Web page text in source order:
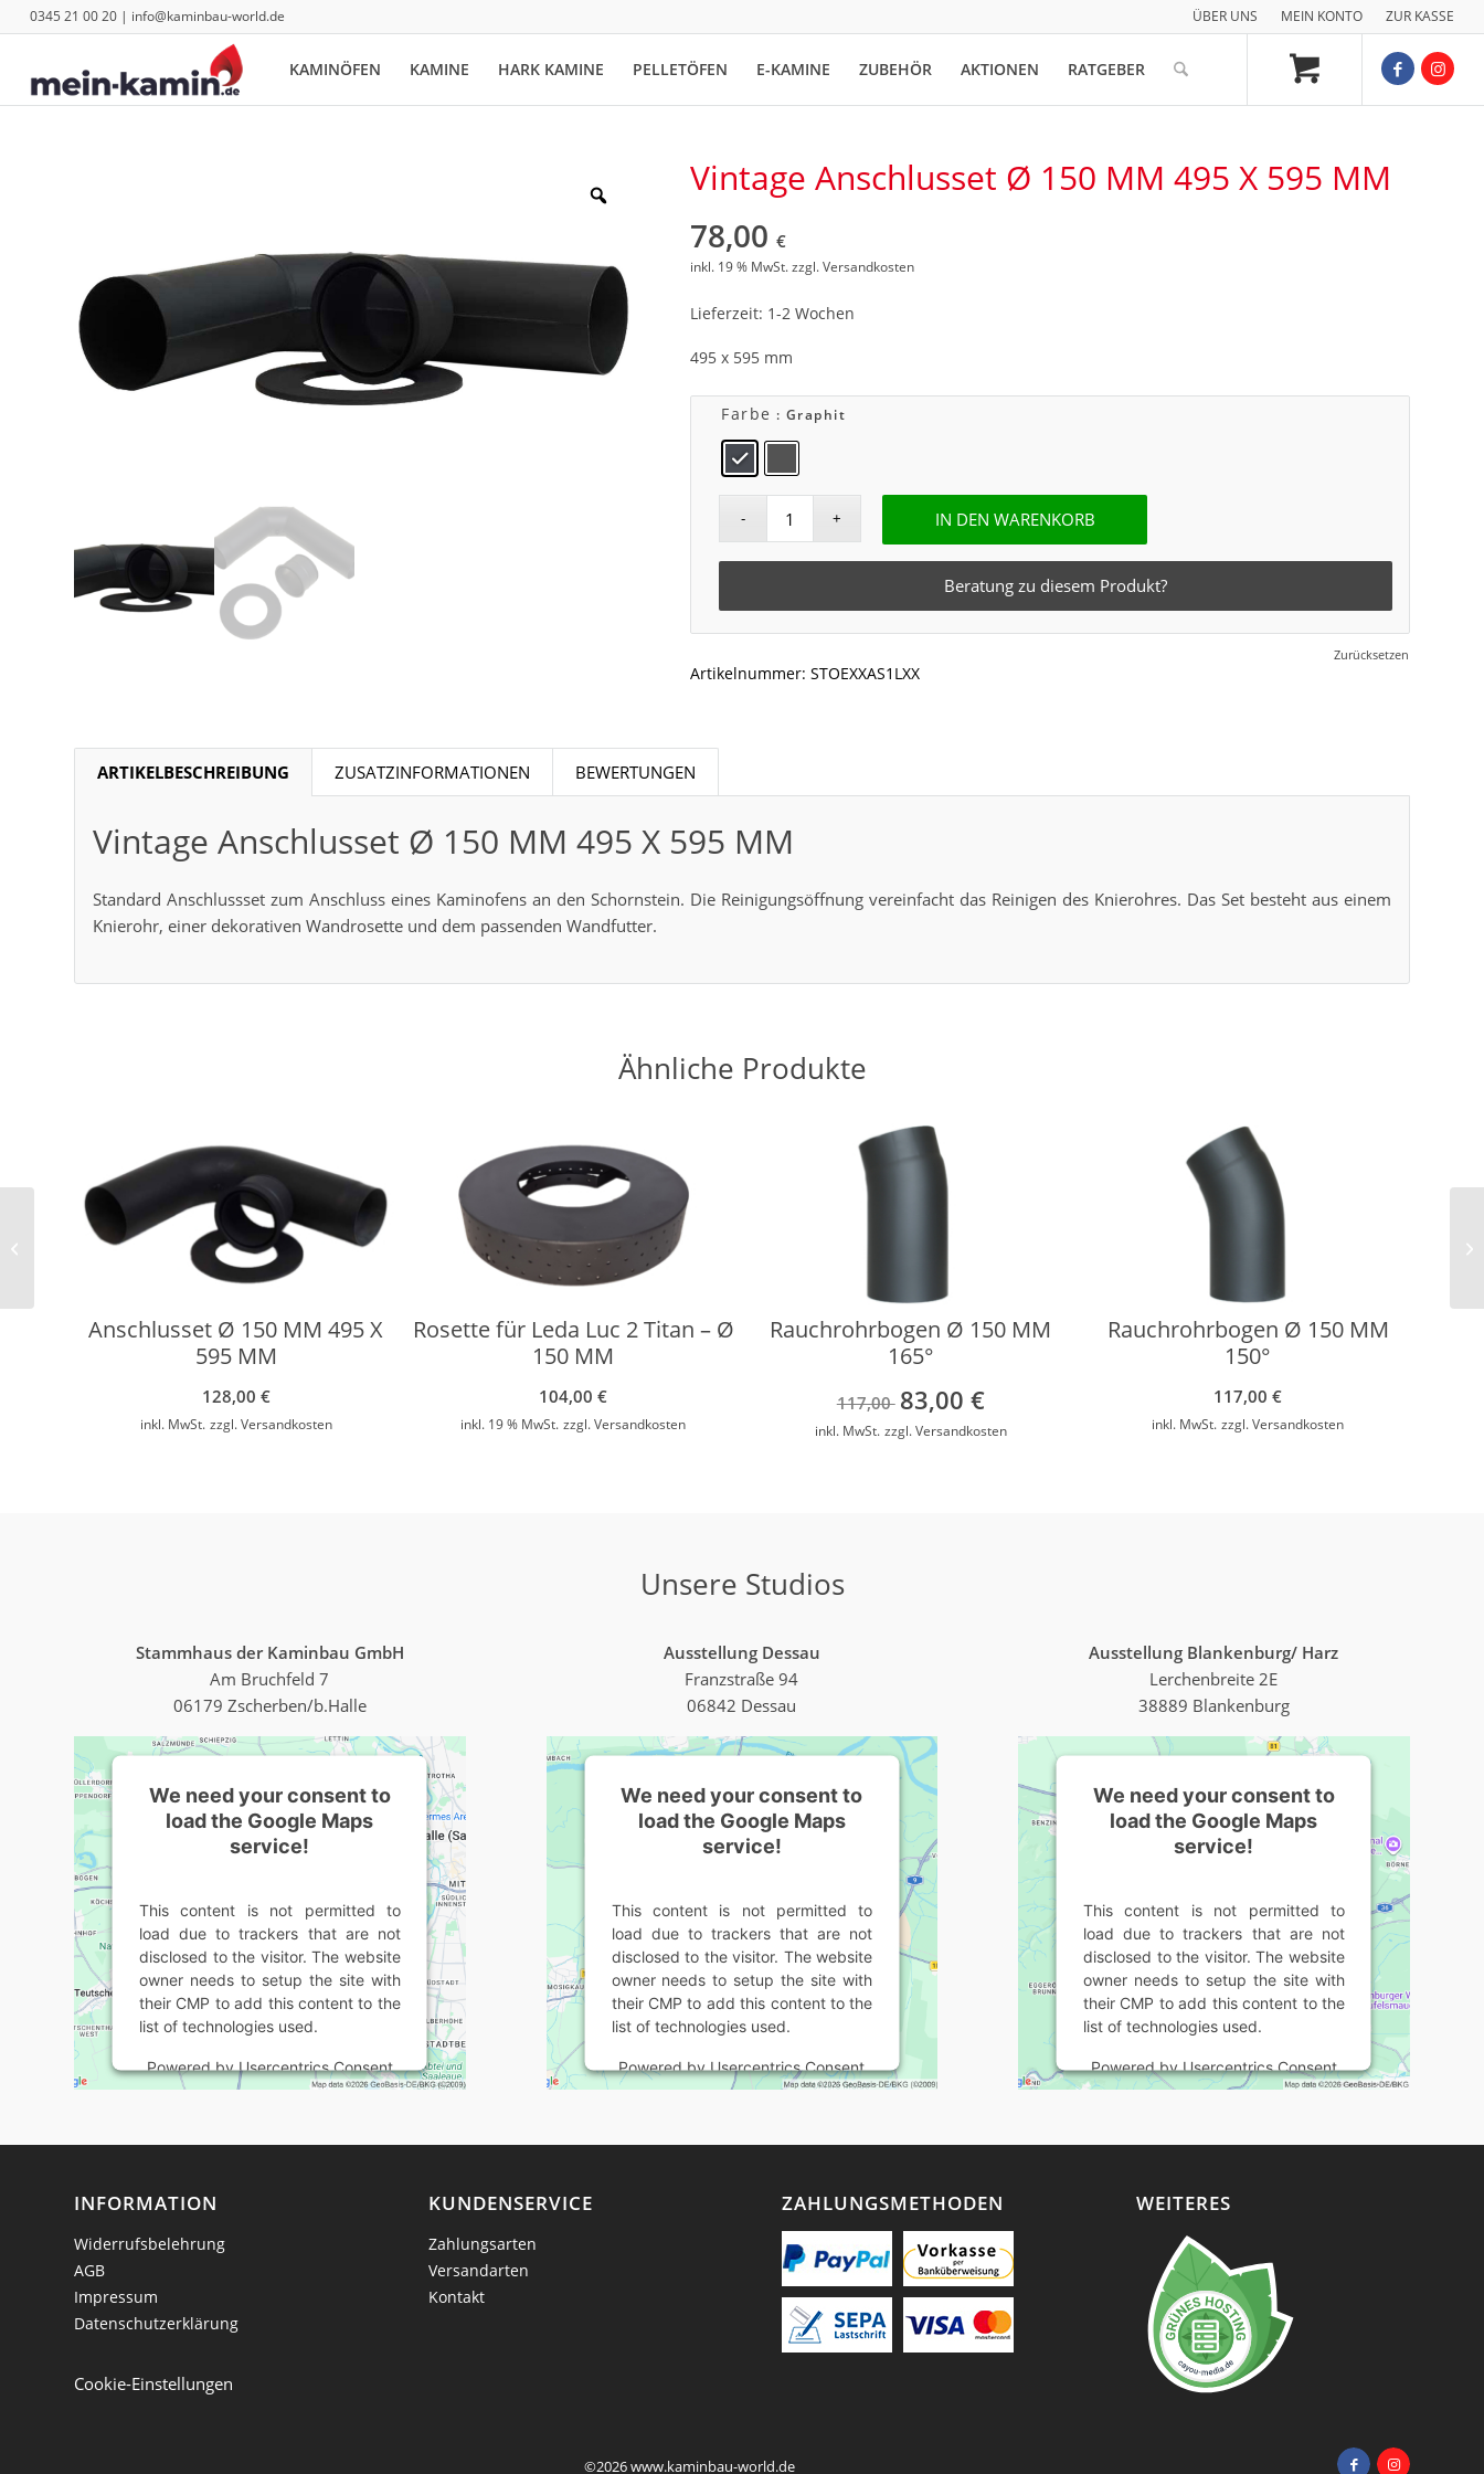
ÜBER UNS MEIN KONTO ZUR KASSE
0345 21 00 20 | info@kaminbau-world.de
KAMINÖFEN KAMINE HARK KAMINE PELLETÖFEN E-KAMINE ZUBEHÖR AKTIONEN RATGEBER
Vintage Anschlusset Ø 150 MM 495 X 595 MM
78,00€
inkl. 19 % MwSt.zzgl.Versandkosten
Lieferzeit: 1-2 Wochen
495 x 595 mm
Farbe : Graphit
Zurücksetzen
IN DEN WARENKORB
Beratung zu diesem Produkt?
Artikelnummer:STOEXXAS1LXX
ARTIKELBESCHREIBUNG ZUSATZINFORMATIONEN BEWERTUNGEN
Vintage Anschlusset Ø 150 MM 495 X 595 MM
Standard Anschlussset zum Anschluss eines Kaminofens an den Schornstein. Die Reinigungsöffnung vereinfacht das Reinigen des Knierohres. Das Set besteht aus einem
Knierohr, einer dekorativen Wandrosette und dem passenden Wandfutter.
Ähnliche Produkte
Anschlusset Ø 150 MM 495 X
595 MM
128,00 €
inkl. MwSt. zzgl.Versandkosten
Rosette für Leda Luc 2 Titan – Ø
150 MM
104,00€
inkl. 19 % MwSt. zzgl.Versandkosten
Rauchrohrbogen Ø 150 MM
165°
117,00 Ursprünglicher
Preis
83,00 €Aktueller
inkl. MwSt. zzgl.Versandkosten
Rauchrohrbogen Ø 150 MM
150°
117,00€
inkl. MwSt. zzgl.Versandkosten
Unsere Studios
Stammhaus der Kaminbau GmbH
Am Bruchfeld 7
06179 Zscherben/b.Halle
We need your consent to
load the Google Maps
service!
This content is not permitted to
load due to trackers that are not
disclosed to the visitor. The website
owner needs to setup the site with
their CMP to add this content to the
list of technologies used.
Powered byUsercentrics Consent
Management Platform
Ausstellung Dessau
Franzstraße 94
06842 Dessau
We need your consent to
load the Google Maps
service!
This content is not permitted to
load due to trackers that are not
disclosed to the visitor. The website
owner needs to setup the site with
their CMP to add this content to the
list of technologies used.
Powered byUsercentrics Consent
Management Platform
Ausstellung Blankenburg/ Harz
Lerchenbreite 2E
38889 Blankenburg
We need your consent to
load the Google Maps
service!
This content is not permitted to
load due to trackers that are not
disclosed to the visitor. The website
owner needs to setup the site with
their CMP to add this content to the
list of technologies used.
Powered byUsercentrics Consent
Management Platform
INFORMATION
Widerrufsbelehrung
AGB
Impressum
Datenschutzerklärung
Cookie-Einstellungen
KUNDENSERVICE
Zahlungsarten
Versandarten
Kontakt
ZAHLUNGSMETHODEN WEITERES
©2026 www.kaminbau-world.de
Rauchrohr Ø 150 MM